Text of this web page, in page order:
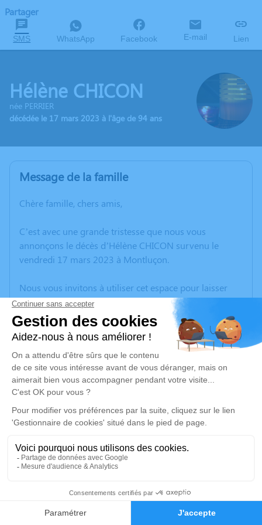
Faire-part Hommages
Partager
SMS WhatsApp Facebook E-mail Lien
Hélène CHICON
née PERRIER
décédée le 17 mars 2023 à l'âge de 94 ans
Message de la famille
Chère famille, chers amis,
C’est avec une grande tristesse que nous vous
annonçons le décès d’Hélène CHICON survenu le
vendredi 17 mars 2023 à Montluçon.
Nous vous invitons à utiliser cet espace pour laisser
vos condoléances, partager des photos souvenirs, une
anecdote ou exprimer vos pensées à travers des
poèmes ou des textes. Cet endroit est un lieu
d'expression dédié à honorer la mémoire d’Hélène
CHICON.
Un service de plantation d’arbre hommage est
disponible ici.
Je rends hommage
Cérémonie religieuse
Église de Évaux-les-Bains
23110 Évaux-les-Bains